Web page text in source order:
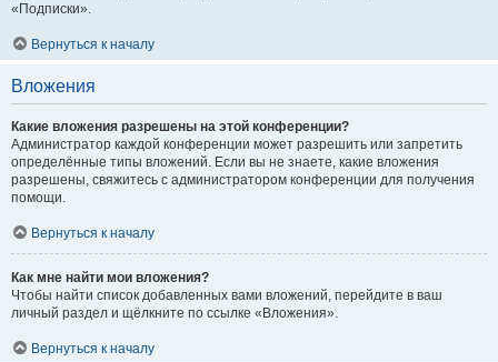
«Подписки».
Вернуться к началу
Вложения
Какие вложения разрешены на этой конференции?
Администратор каждой конференции может разрешить или запретить
определённые типы вложений. Если вы не знаете, какие вложения
разрешены, свяжитесь с администратором конференции для получения
помощи.
Вернуться к началу
Как мне найти мои вложения?
Чтобы найти список добавленных вами вложений, перейдите в ваш
личный раздел и щёлкните по ссылке «Вложения».
Вернуться к началу